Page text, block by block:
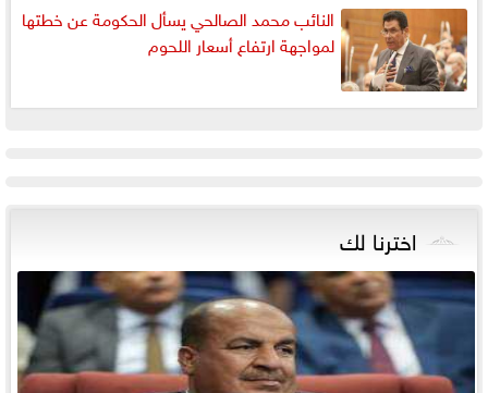
النائب محمد الصالحي يسأل الحكومة عن خطتها
لمواجهة ارتفاع أسعار اللحوم
اخترنا لك